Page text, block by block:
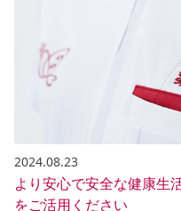
2024.08.23
より安心で安全な健康生
をご活用ください